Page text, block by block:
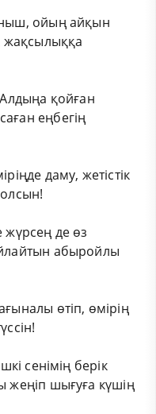
ойың айқын
жақсылыққа
қойған
еңбегің
даму, жетістік
жүрсең де өз
абыройлы
өтіп, өмірің
сенімің берік
жеңіп шығуға күшің